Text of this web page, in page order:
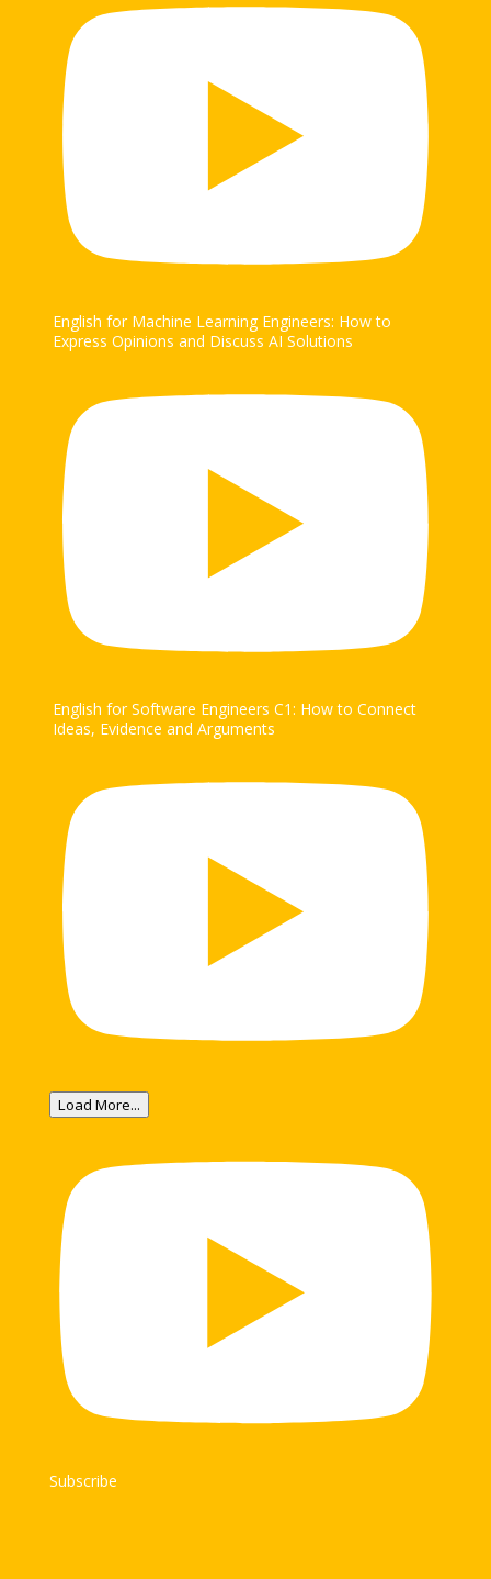
English for Machine Learning Engineers: How to
Express Opinions and Discuss AI Solutions
English for Software Engineers C1: How to Connect
Ideas, Evidence and Arguments
Load More...
Subscribe